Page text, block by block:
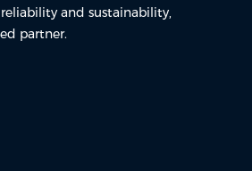
and sustainability,
partner.